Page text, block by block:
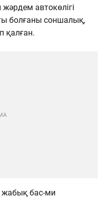
автокөлігі
болғаны соншалық,
қалған.
жабық бас-ми